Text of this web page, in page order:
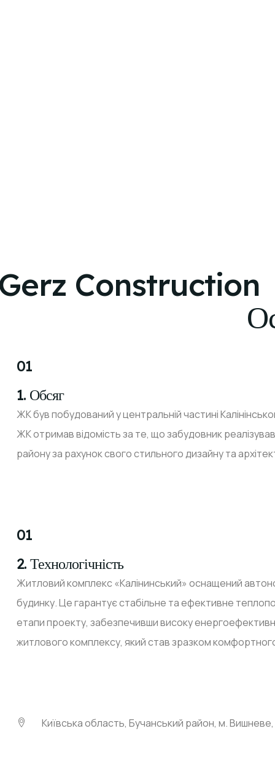
Construction
01
1. Обсяг
ЖК був побудований у центральній частині
ЖК отримав відомість за те, що забудовник
району за рахунок свого стильного дизайну та
01
2. Технологічність
Житловий комплекс «Калінинський» оснащений
будинку. Це гарантує стабільне та ефективне
етапи проекту, забезпечивши високу
житлового комплексу, який став зразком
Київська область, Бучанський район, м.